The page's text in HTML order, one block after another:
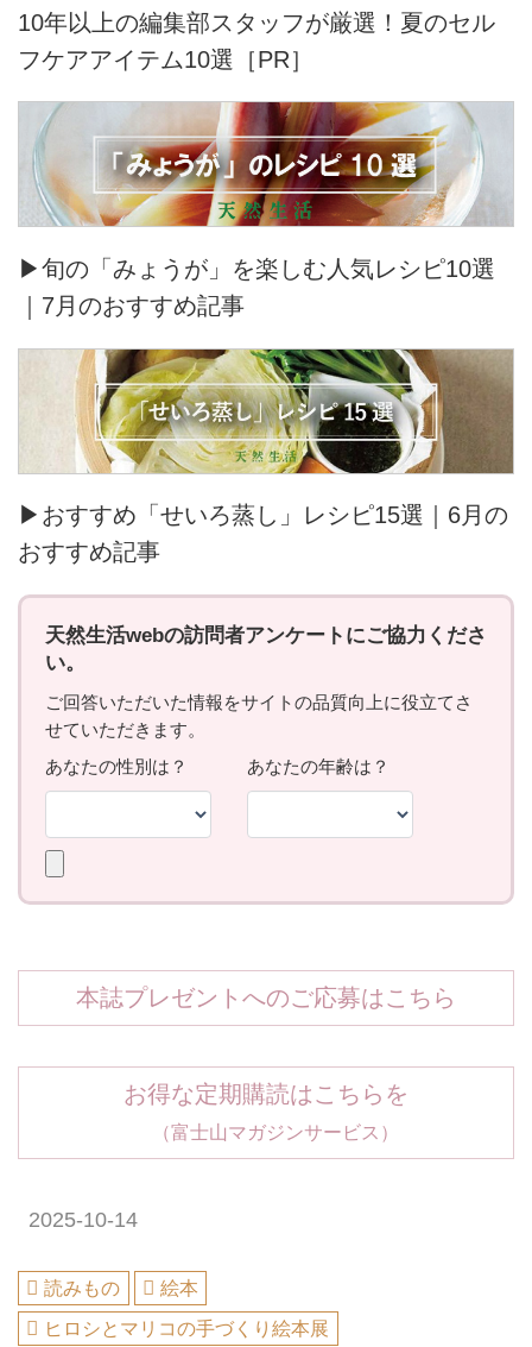
10年以上の編集部スタッフが厳選！夏のセル
フケアアイテム10選［PR］
▶旬の「みょうが」を楽しむ人気レシピ10選
｜7月のおすすめ記事
▶おすすめ「せいろ蒸し」レシピ15選｜6月の
おすすめ記事
本誌プレゼントへのご応募はこちら
お得な定期購読はこちらを
（富士山マガジンサービス）
2025-10-14
読みもの
絵本
ヒロシとマリコの手づくり絵本展